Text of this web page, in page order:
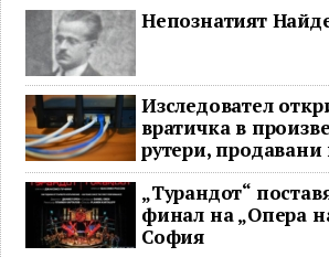
Непознатият
Изследовател
вратичка в
рутери,
„Турандот“
финал на „Опера
София